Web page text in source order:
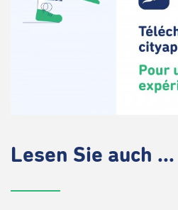
Lesen Sie auch ...